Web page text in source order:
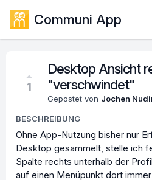
Communi App
1
Desktop Ansicht
"verschwindet"
Gepostet von Jochen
BESCHREIBUNG
Ohne App-Nutzung bisher nur
Desktop gesammelt, stelle ich
Spalte rechts unterhalb der
auf einen Menüpunkt dort